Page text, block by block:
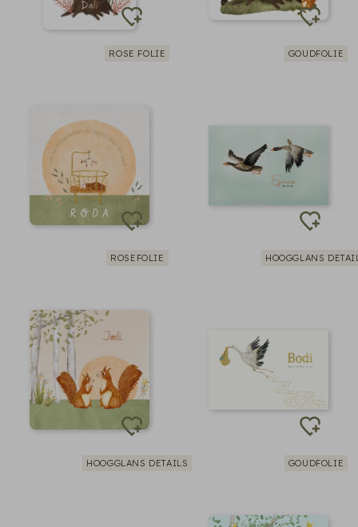
ROSE FOLIE GOUDFOLIE
ROSEFOLIE HOOGGLANS
HOOGGLANS DETAILS GOUDFOLIE